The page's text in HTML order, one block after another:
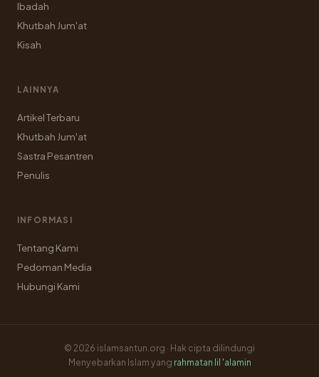
Ibadah
Khutbah Jum'at
Kisah
LAINNYA
Artikel Terbaru
Khutbah Jum'at
Sastra Pesantren
Penulis
INFORMASI
Tentang Kami
Pedoman Media
Hubungi Kami
© 2026 islamsantun.org · Hak cipta dilindungi
Menyebarkan Islam yang rahmatan lil 'alamin